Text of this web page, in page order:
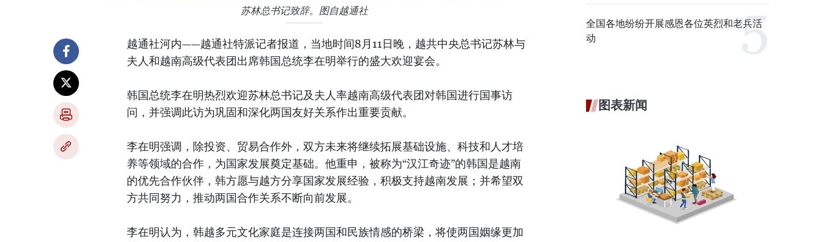
苏林总书记致辞。图自越通社
越通社河内——越通社特派记者报道，当地时间8月11日晚，越共中央总书记苏林与
夫人和越南高级代表团出席韩国总统李在明举行的盛大欢迎宴会。
韩国总统李在明热烈欢迎苏林总书记及夫人率越南高级代表团对韩国进行国事访
问，并强调此访为巩固和深化两国友好关系作出重要贡献。
李在明强调，除投资、贸易合作外，双方未来将继续拓展基础设施、科技和人才培
养等领域的合作，为国家发展奠定基础。他重申，被称为“汉江奇迹”的韩国是越南
的优先合作伙伴，韩方愿与越方分享国家发展经验，积极支持越南发展；并希望双
方共同努力，推动两国合作关系不断向前发展。
李在明认为，韩越多元文化家庭是连接两国和民族情感的桥梁，将使两国姻缘更加
全国各地纷纷开展感恩各位英烈和老兵活
动
图表新闻